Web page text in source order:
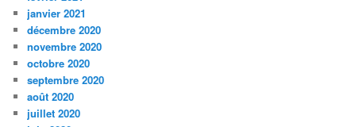
janvier 2021
décembre 2020
novembre 2020
octobre 2020
septembre 2020
août 2020
juillet 2020